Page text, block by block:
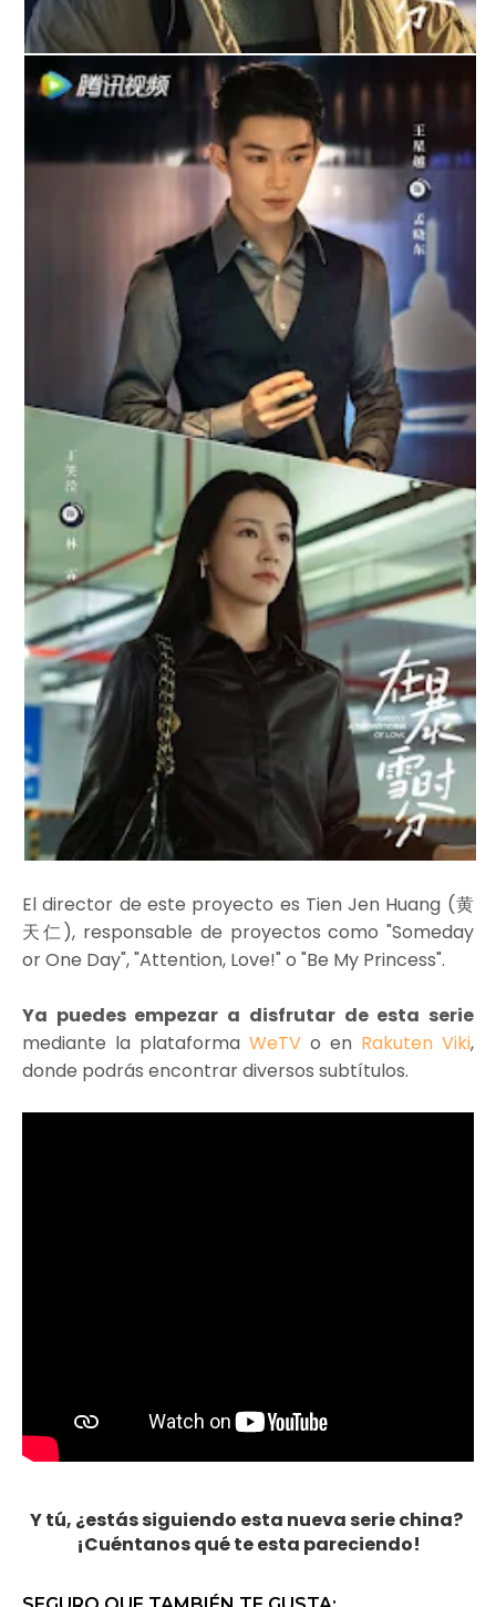
El director de este proyecto es Tien Jen Huang (黄
天仁), responsable de proyectos como "Someday
or One Day", "Attention, Love!" o "Be My Princess".
Ya puedes empezar a disfrutar de esta serie
mediante la plataforma WeTV o en Rakuten Viki,
donde podrás encontrar diversos subtítulos.
Y tú, ¿estás siguiendo esta nueva serie china?
¡Cuéntanos qué te esta pareciendo!